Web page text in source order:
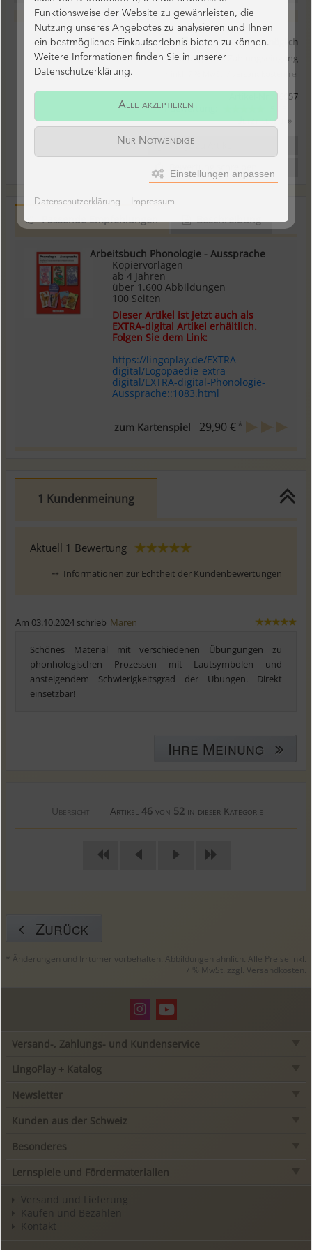
Download sofort möglich
Freischaltung nach Zahlungseingang
* inkl. 7 % MwSt. / versandkostenfrei
6057
1 Bewertung:
Jetzt lesen
Frage zu Artikel
Passende Empfehlungen Beschreibung
Arbeitsbuch Phonologie - Aussprache
Kopiervorlagen
ab 4 Jahren
über 1.600 Abbildungen
100 Seiten
Dieser Artikel ist jetzt auch als
EXTRA-digital Artikel erhältlich.
Folgen Sie dem Link:
https://lingoplay.de/EXTRA-
digital/Logopaedie-extra-
digital/EXTRA-digital-Phonologie-
Aussprache::1083.html
zum Kartenspiel 29,90 €*
1 Kundenmeinung
Aktuell 1 Bewertung
⤍ Informationen zur Echtheit der Kundenbewertungen
Am 03.10.2024 schrieb Maren
Schönes Material mit verschiedenen Übungungen zu
phonhologischen Prozessen mit Lautsymbolen und
ansteigendem Schwierigkeitsgrad der Übungen. Direkt
einsetzbar!
Ihre Meinung
Übersicht Artikel 46von 52 in dieser Kategorie
| |
Zurück
* Änderungen und Irrtümer vorbehalten. Abbildungen ähnlich. Alle Preise inkl.
7 % MwSt. zzgl. Versandkosten.
Versand-, Zahlungs- und Kundenservice
LingoPlay + Katalog
Newsletter
Kunden aus der Schweiz
Besonderes
Lernspiele und Fördermaterialien
Versand und Lieferung
Kaufen und Bezahlen
Kontakt
Funktionsweise der Website zu gewährleisten, die
Nutzung unseres Angebotes zu analysieren und Ihnen
ein bestmögliches Einkaufserlebnis bieten zu können.
Weitere Informationen finden Sie in unserer
Datenschutzerklärung.
Alle akzeptieren
Nur Notwendige
Einstellungen anpassen
Datenschutzerklärung Impressum